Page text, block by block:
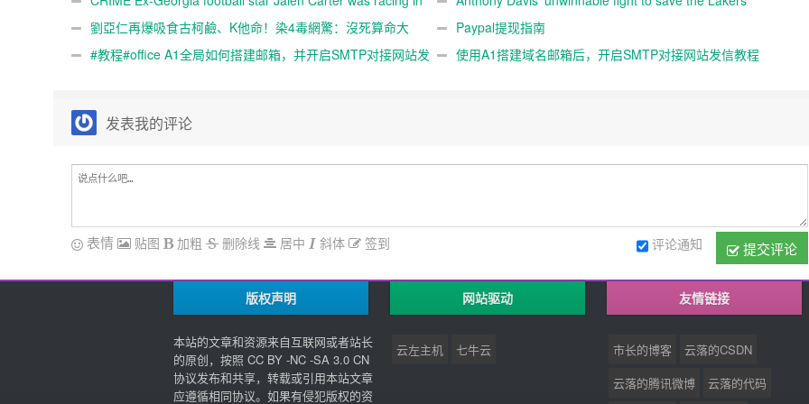
deadly crash that killed teammate and staffer, arrest warrants
allege
season
劉亞仁再爆吸食古柯鹼、K他命！染4毒網驚：沒死算命大
Paypal提现指南
#教程#office A1全局如何搭建邮箱，并开启SMTP对接网站发
使用A1搭建域名邮箱后，开启SMTP对接网站发信教程
发表我的评论
提交评论
评论通知
表情 贴图 加粗 删除线 居中 斜体 签到
版权声明
本站的文章和资源来自互联网或者站长
的原创，按照 CC BY -NC -SA 3.0 CN
协议发布和共享，转载或引用本站文章
应遵循相同协议。如果有侵犯版权的资
网站驱动
云左主机 七牛云
友情链接
市长的博客
云落的CSDN
云落的腾讯微博
云落的代码